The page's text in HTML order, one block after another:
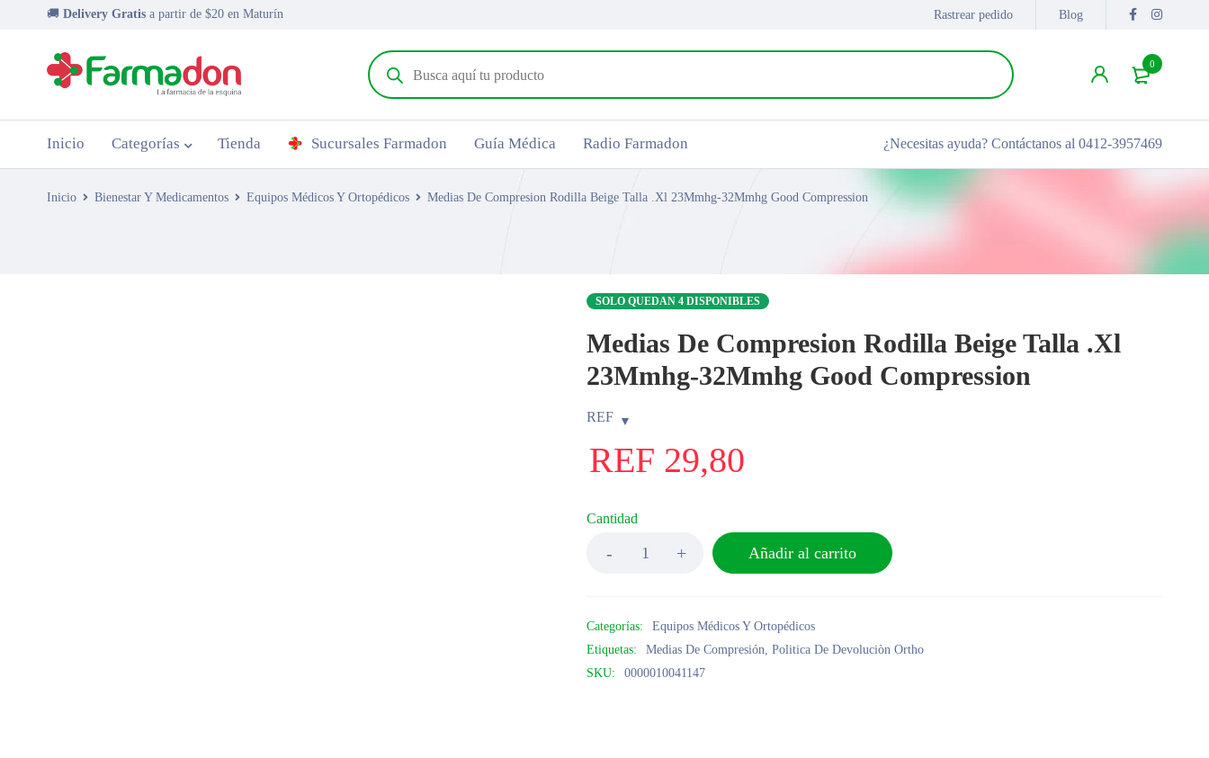
🚚 Delivery Gratis a partir de $20 en Maturín Rastrear pedido Blog
0
Inicio Categorías Tienda Sucursales Farmadon Guía Médica Radio Farmadon ¿Necesitas ayuda? Contáctanos al 0412-3957469
Inicio Bienestar Y Medicamentos Equipos Médicos Y Ortopédicos Medias De Compresion Rodilla Beige Talla .Xl 23Mmhg-32Mmhg Good Compression
SOLO QUEDAN 4 DISPONIBLES
Medias De Compresion Rodilla Beige Talla .Xl
23Mmhg-32Mmhg Good Compression
REF
REF 29,80
Cantidad
Añadir al carrito
Categorías:
Equipos Médicos Y Ortopédicos
Etiquetas:
Medias De Compresión,Politica De Devoluciòn Ortho
SKU:
0000010041147